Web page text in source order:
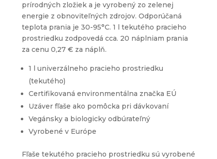
prírodných zložiek a je vyrobený zo zelenej
energie z obnoviteľných zdrojov. Odporúčaná
teplota prania je 30-95°C. 1 l tekutého pracieho
prostriedku zodpovedá cca. 20 náplniam prania
za cenu 0,27 € za náplň.
1 l univerzálneho pracieho prostriedku
(tekutého)
Certifikovaná environmentálna značka EÚ
Uzáver fľaše ako pomôcka pri dávkovaní
Vegánsky a biologicky odbúrateľný
Vyrobené v Európe
Fľaše tekutého pracieho prostriedku sú vyrobené